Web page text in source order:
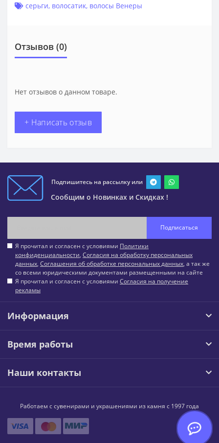
серьги, волосатик, волосы Венеры
Отзывов (0)
Нет отзывов о данном товаре.
+ Написать отзыв
Подпишитесь на рассылку или
Сообщим о Новинках и Скидках !
Подписаться
Я прочитал и согласен с условиями Политики
конфиденциальности, Согласия на обработку персональных
данных, Соглашения об обработке персональных данных, а так же
со всеми юридическими документами размещенными на сайте
Я прочитал и согласен с условиями Согласия на получение
рекламы
Информация
Время работы
Наши контакты
Работаем с сувенирами и украшениями из камня с 1997 года